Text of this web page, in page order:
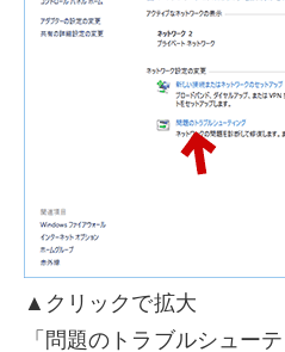
▲クリックで拡大
「問題のトラブルシュー